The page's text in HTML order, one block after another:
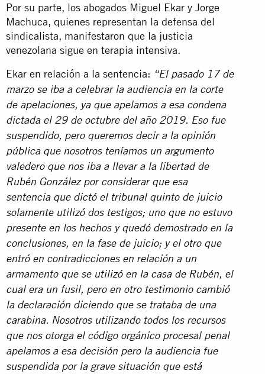
Por su parte, los abogados Miguel Ekar y Jorge
Machuca, quienes representan la defensa del
sindicalista, manifestaron que la justicia
venezolana sigue en terapia intensiva.
Ekar en relación a la sentencia: “El pasado 17 de
marzo se iba a celebrar la audiencia en la corte
de apelaciones, ya que apelamos a esa condena
dictada el 29 de octubre del año 2019. Eso fue
suspendido, pero queremos decir a la opinión
pública que nosotros teníamos un argumento
valedero que nos iba a llevar a la libertad de
Rubén González por considerar que esa
sentencia que dictó el tribunal quinto de juicio
solamente utilizó dos testigos; uno que no estuvo
presente en los hechos y quedó demostrado en la
conclusiones, en la fase de juicio; y el otro que
entró en contradicciones en relación a un
armamento que se utilizó en la casa de Rubén, el
cual era un fusil, pero en otro testimonio cambió
la declaración diciendo que se trataba de una
carabina. Nosotros utilizando todos los recursos
que nos otorga el código orgánico procesal penal
apelamos a esa decisión pero la audiencia fue
suspendida por la grave situación que está